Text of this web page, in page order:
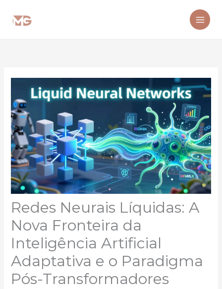
para
Redes Neurais Líquidas: A
Nova Fronteira da
Inteligência Artificial
Adaptativa e o Paradigma
Pós-Transformadores